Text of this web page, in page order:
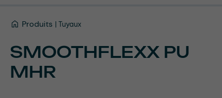
Produits Tuyaux
SMOOTHFLEXX PU
MHR